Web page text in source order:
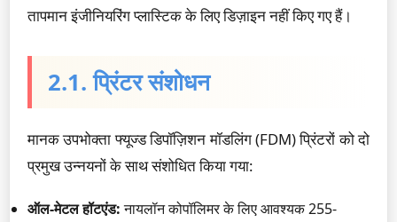
तापमान इंजीनियरिंग प्लास्टिक के लिए डिज़ाइन नहीं किए गए हैं।
2.1. प्रिंटर संशोधन
मानक उपभोक्ता फ्यूज्ड डिपॉज़िशन मॉडलिंग (FDM) प्रिंटरों को दो
प्रमुख उन्नयनों के साथ संशोधित किया गया:
ऑल-मेटल हॉटएंड:नायलॉन कोपॉलिमर के लिए आवश्यक 255-